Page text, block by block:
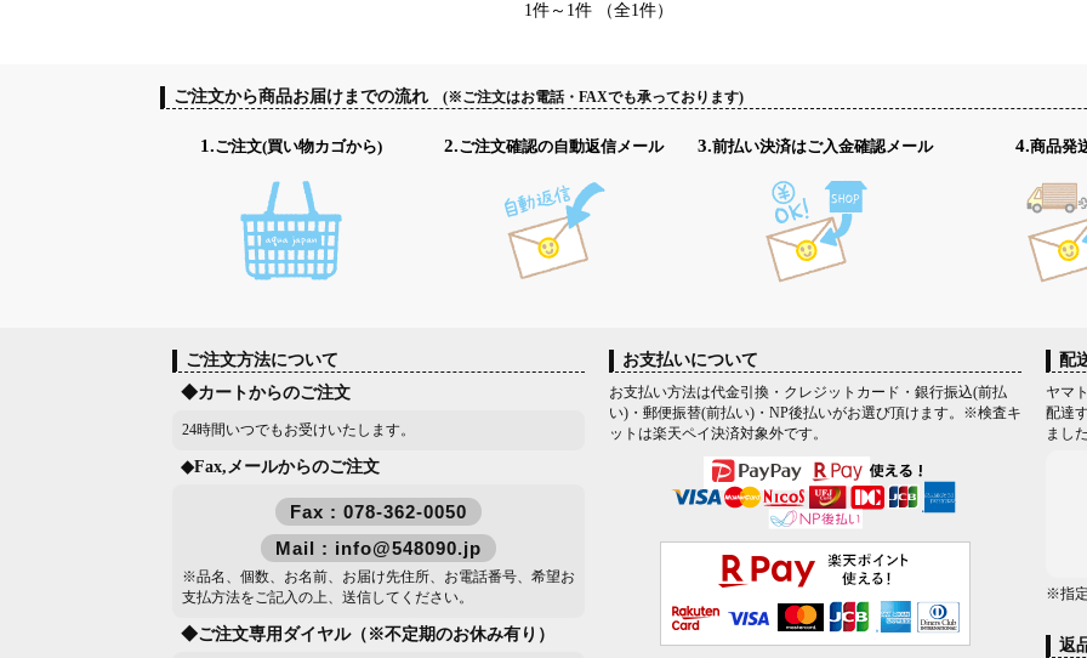
1件～1件 （全1件）
ご注文から商品お届けまでの流れ (※ご注文はお電話・FAXでも承っております)
1.ご注文(買い物カゴから) 2.ご注文確認の自動返信メール 3.前払い決済はご入金確認メール 4.商品
ご注文方法について
◆カートからのご注文
24時間いつでもお受けいたします。
◆Fax,メールからのご注文
Fax : 078-362-0050
Mail : info@548090.jp
※品名、個数、お名前、お届け先住所、お電話番号、希望お
支払方法をご記入の上、送信してください。
◆ご注文専用ダイヤル（※不定期のお休み有り）
お支払いについて
お支払い方法は代金引換・クレジットカード・銀行振込(前払
い)・郵便振替(前払い)・NP後払いがお選び頂けます。※検査キ
ットは楽天ペイ決済対象外です。
配
ヤマ
配達
まし
※指
返